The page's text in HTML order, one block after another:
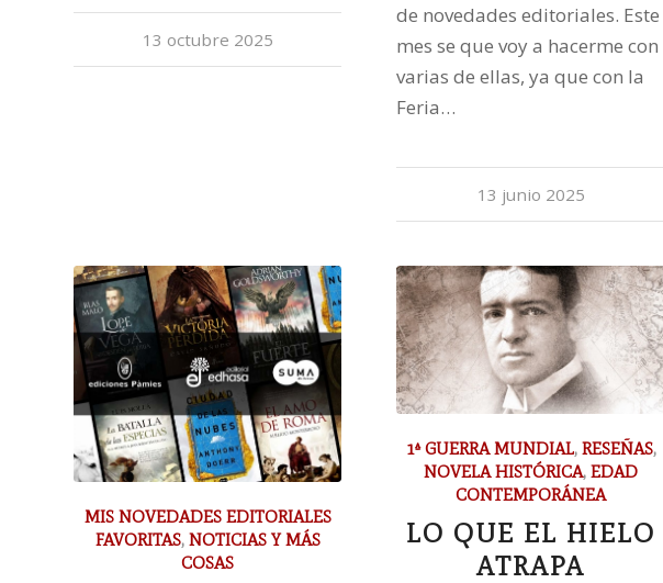
13 octubre 2025
de novedades editoriales. Este
mes se que voy a hacerme con
varias de ellas, ya que con la
Feria…
13 junio 2025
MIS NOVEDADES EDITORIALES
FAVORITAS, NOTICIAS Y MÁS
COSAS
1ª GUERRA MUNDIAL, RESEÑAS,
NOVELA HISTÓRICA,EDAD
CONTEMPORÁNEA
LO QUE EL HIELO
ATRAPA